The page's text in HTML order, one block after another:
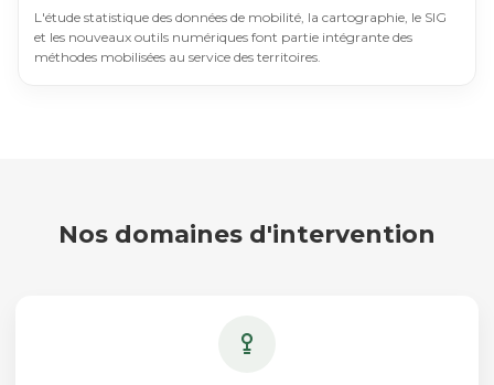
L'étude statistique des données de mobilité, la cartographie, le SIG
et les nouveaux outils numériques font partie intégrante des
méthodes mobilisées au service des territoires.
Nos domaines d'intervention